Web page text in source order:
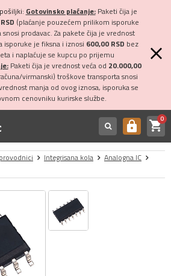
Gotovinsko plaćanje:Paketi čija je
(plaćanje pouzećem prilikom isporuke
prodavac. Za pakete čija je vrednost
isporuke je fiksna i iznosi 600,00 RSD bez
i naplaćuje se kupcu po prijemu
Paketi čija je vrednost veća od 20.000,00
virmanski) troškove transporta snosi
manja od ovog iznosa, isporuka se
cenovniku kurirske službe.
https shopping_cart0
Integrisana kola
Analogna IC